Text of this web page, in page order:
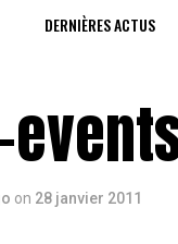
DERNIÈRES ACTUS
on 28 janvier 2011